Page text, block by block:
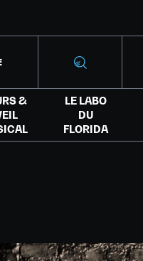
&
LE LABO
DU
FLORIDA